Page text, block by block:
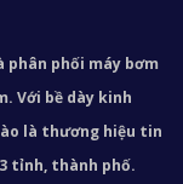
phân phối máy bơm
Với bề dày kinh
là thương hiệu tin
tỉnh, thành phố.